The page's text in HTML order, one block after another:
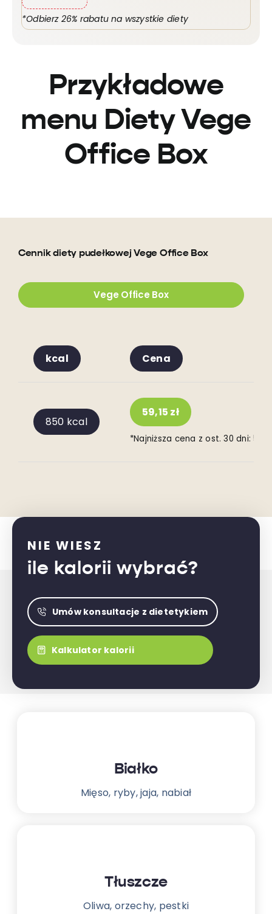
*Odbierz 26% rabatu na wszystkie diety
Przykładowe
menu Diety Vege
Office Box
Cennik diety pudełkowej Vege Office Box
Vege Office Box
kcal Cena
850 kcal
59,15 zł
*Najniższa cena z ost. 30 dni:
NIE WIESZ
ile kalorii wybrać?
Umów konsultacje z dietetykiem
Kalkulator kalorii
Białko
Mięso, ryby, jaja, nabiał
Tłuszcze
Oliwa, orzechy, pestki